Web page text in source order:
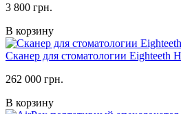
3 800 грн.
В корзину
Сканер для стоматологии Eighteeth
262 000 грн.
В корзину